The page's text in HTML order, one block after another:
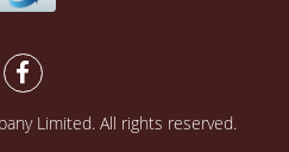
Limited. All rights reserved.